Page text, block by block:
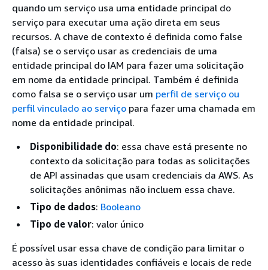
quando um serviço usa uma entidade principal do
serviço para executar uma ação direta em seus
recursos. A chave de contexto é definida como false
(falsa) se o serviço usar as credenciais de uma
entidade principal do IAM para fazer uma solicitação
em nome da entidade principal. Também é definida
como falsa se o serviço usar um perfil de serviço ou
perfil vinculado ao serviço para fazer uma chamada em
nome da entidade principal.
Disponibilidade do: essa chave está presente no
contexto da solicitação para todas as solicitações
de API assinadas que usam credenciais da AWS. As
solicitações anônimas não incluem essa chave.
Tipo de dados: Booleano
Tipo de valor: valor único
É possível usar essa chave de condição para limitar o
acesso às suas identidades confiáveis e locais de rede